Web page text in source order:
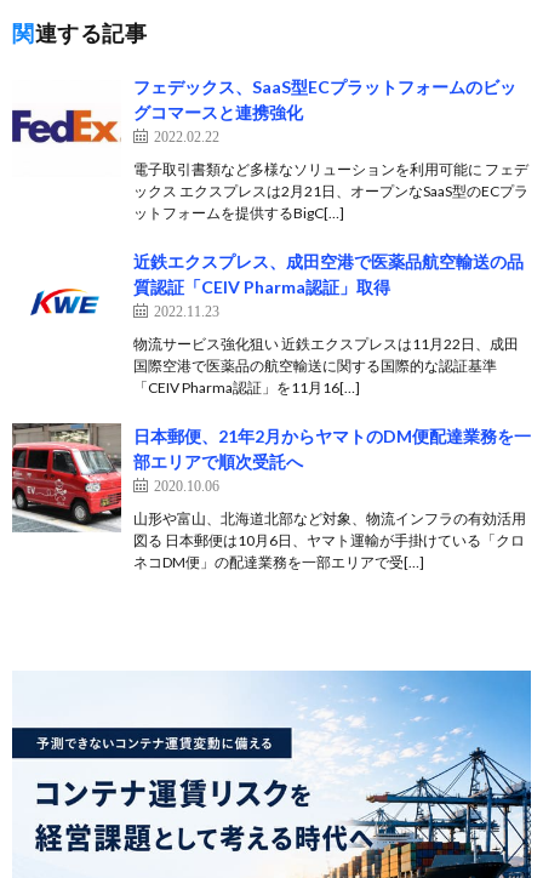
関連する記事
フェデックス、SaaS型ECプラットフォームのビッ
グコマースと連携強化
2022.02.22
電子取引書類など多様なソリューションを利用可能に フェデ
ックス エクスプレスは2月21日、オープンなSaaS型のECプラ
ットフォームを提供するBigC[…]
近鉄エクスプレス、成田空港で医薬品航空輸送の品
質認証「CEIV Pharma認証」取得
2022.11.23
物流サービス強化狙い 近鉄エクスプレスは11月22日、成田
国際空港で医薬品の航空輸送に関する国際的な認証基準
「CEIV Pharma認証」を11月16[…]
日本郵便、21年2月からヤマトのDM便配達業務を一
部エリアで順次受託へ
2020.10.06
山形や富山、北海道北部など対象、物流インフラの有効活用
図る 日本郵便は10月6日、ヤマト運輸が手掛けている「クロ
ネコDM便」の配達業務を一部エリアで受[…]